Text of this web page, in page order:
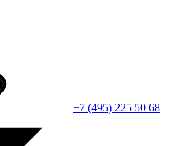
+7 (495) 225 50 68